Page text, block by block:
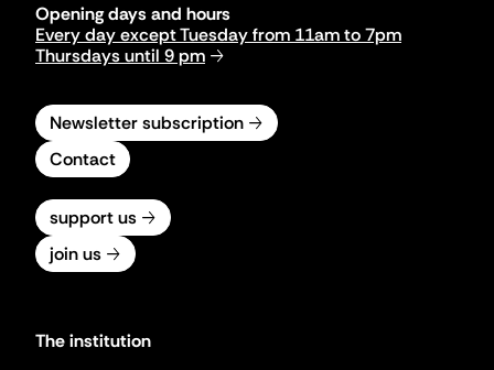
Opening days and hours
Every day except Tuesday from 11am to 7pm
Thursdays until 9 pm
Newsletter subscription
Contact
support us
join us
The institution